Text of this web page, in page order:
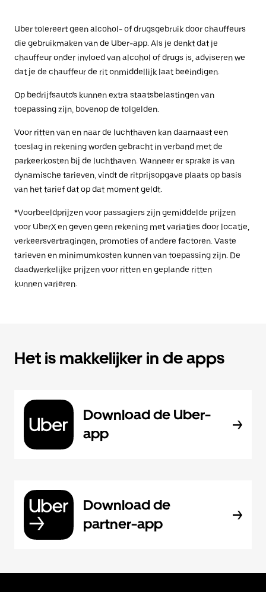
Uber tolereert geen alcohol- of drugsgebruik door chauffeurs
die gebruikmaken van de Uber-app. Als je denkt dat je
chauffeur onder invloed van alcohol of drugs is, adviseren we
dat je de chauffeur de rit onmiddellijk laat beëindigen.
Op bedrijfsauto's kunnen extra staatsbelastingen van
toepassing zijn, bovenop de tolgelden.
Voor ritten van en naar de luchthaven kan daarnaast een
toeslag in rekening worden gebracht in verband met de
parkeerkosten bij de luchthaven. Wanneer er sprake is van
dynamische tarieven, vindt de ritprijsopgave plaats op basis
van het tarief dat op dat moment geldt.
*Voorbeeldprijzen voor passagiers zijn gemiddelde prijzen
voor UberX en geven geen rekening met variaties door locatie,
verkeersvertragingen, promoties of andere factoren. Vaste
tarieven en minimumkosten kunnen van toepassing zijn. De
daadwerkelijke prijzen voor ritten en geplande ritten
kunnen variëren.
Het is makkelijker in de apps
Download de Uber-
app
Download de
partner-app